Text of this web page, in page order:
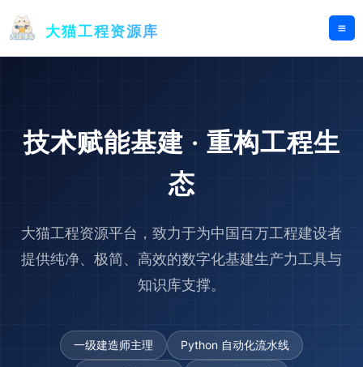
大猫工程资源库
技术赋能基建 · 重构工程生
态
大猫工程资源平台，致力于为中国百万工程建设者
提供纯净、极简、高效的数字化基建生产力工具与
知识库支撑。
一级建造师主理 Python 自动化流水线